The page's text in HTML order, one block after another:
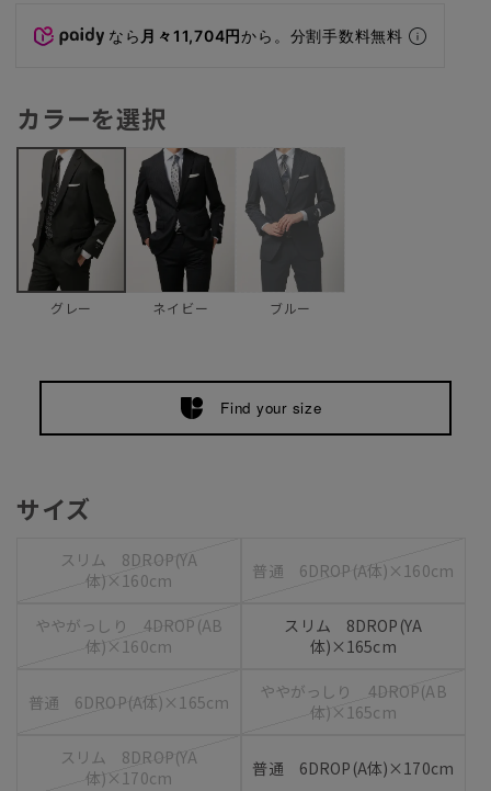
なら 月々11,704円から。分割手数料無料
カラーを選択
グレー ネイビー ブルー
Find your size
サイズ
スリム 8DROP(YA
体)×160cm
普通 6DROP(A体)×160cm
ややがっしり 4DROP(AB
体)×160cm
スリム 8DROP(YA
体)×165cm
普通 6DROP(A体)×165cm
ややがっしり 4DROP(AB
体)×165cm
スリム 8DROP(YA
体)×170cm
普通 6DROP(A体)×170cm